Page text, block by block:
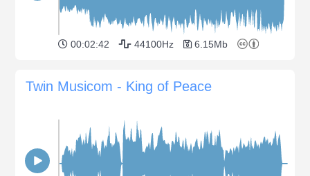
00:02:42 44100Hz 6.15Mb
Twin Musicom - King of Peace